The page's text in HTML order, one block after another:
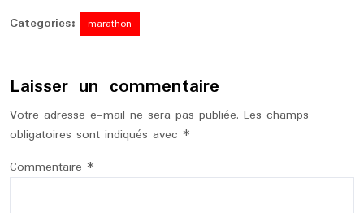
Categories:
marathon
Laisser un commentaire
Votre adresse e-mail ne sera pas publiée. Les champs
obligatoires sont indiqués avec *
Commentaire *